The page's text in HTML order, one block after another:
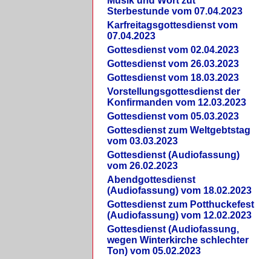
Sterbestunde vom 07.04.2023
Karfreitagsgottesdienst vom
07.04.2023
Gottesdienst vom 02.04.2023
Gottesdienst vom 26.03.2023
Gottesdienst vom 18.03.2023
Vorstellungsgottesdienst der
Konfirmanden vom 12.03.2023
Gottesdienst vom 05.03.2023
Gottesdienst zum Weltgebtstag
vom 03.03.2023
Gottesdienst (Audiofassung)
vom 26.02.2023
Abendgottesdienst
(Audiofassung) vom 18.02.2023
Gottesdienst zum Potthuckefest
(Audiofassung) vom 12.02.2023
Gottesdienst (Audiofassung,
wegen Winterkirche schlechter
Ton) vom 05.02.2023